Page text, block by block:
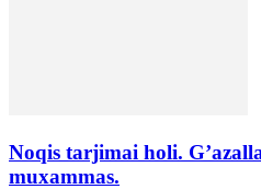
Noqis tarjimai holi.
muxammas.